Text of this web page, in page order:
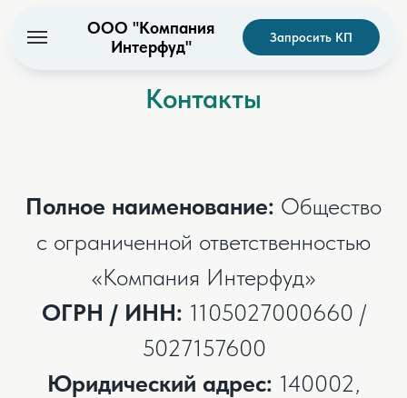
ООО "Компания
Интерфуд"
Запросить КП
Контакты
Полное наименование: Общество
с ограниченной ответственностью
«Компания Интерфуд»
ОГРН / ИНН: 1105027000660 /
5027157600
Юридический адрес: 140002,